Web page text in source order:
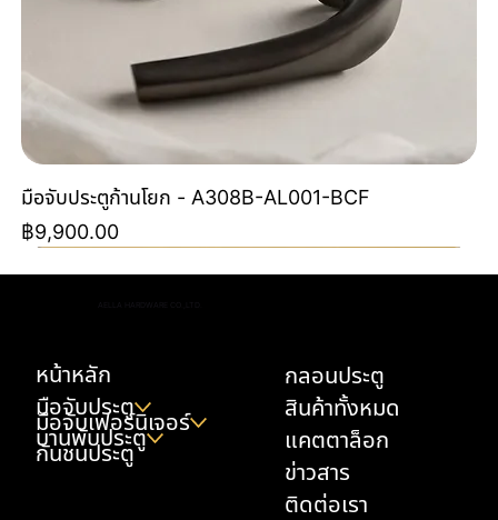
มือจับประตูก้านโยก - A308B-AL001-BCF
ราคา
฿9,900.00
Special Order
Special Order
NEW
NEW
NEW
NEW
NEW
NEW
Special Color By Order
NEW
NEW
NEW
NEW
หน้าหลัก
มือจับประตู
มือจับเฟอร์นิเจอร์
บานพับประตู
กันชนประตู
กลอนประตู
สินค้าทั้งหมด
แคตตาล็อก
ข่าวสาร
ติดต่อเรา